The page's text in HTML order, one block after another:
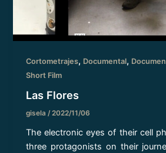
Cortometrajes, Documental,
Short Film
Las Flores
gisela/2022/11/06
The electronic eyes of their cell
three protagonists on their